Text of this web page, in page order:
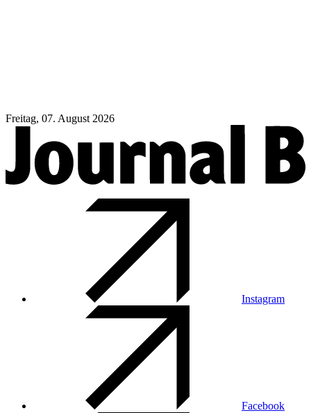
Freitag, 07. August 2026
Instagram
Facebook